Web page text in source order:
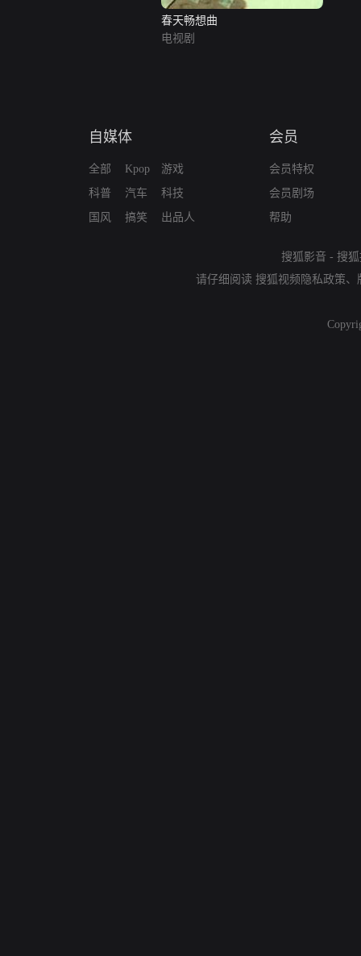
春天畅想曲
电视剧
自媒体
全部
科普
国风
Kpop
汽车
搞笑
游戏
科技
出品人
会员
会员特权
会员剧场
帮助
搜狐影音 - 搜
请仔细阅读 搜狐视频隐私政策、